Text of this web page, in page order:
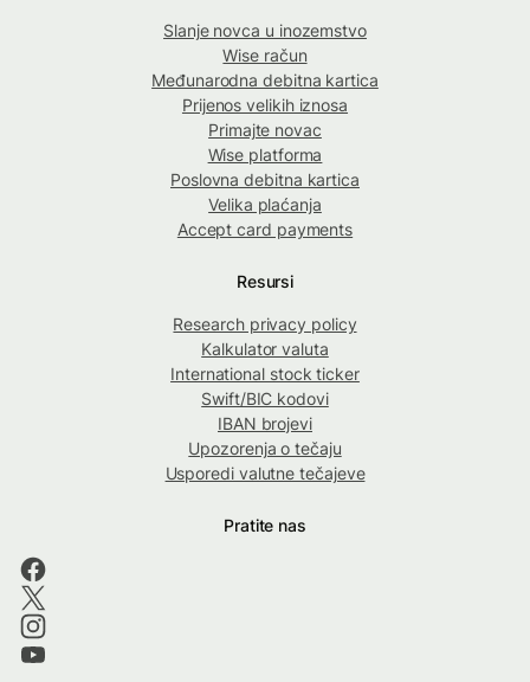
Slanje novca u inozemstvo
Wise račun
Međunarodna debitna kartica
Prijenos velikih iznosa
Primajte novac
Wise platforma
Poslovna debitna kartica
Velika plaćanja
Accept card payments
Resursi
Research privacy policy
Kalkulator valuta
International stock ticker
Swift/BIC kodovi
IBAN brojevi
Upozorenja o tečaju
Usporedi valutne tečajeve
Pratite nas